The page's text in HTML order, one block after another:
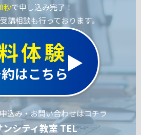
秒で申し込み完了！
講相談も行っております。
体験
はこちら
込み・お問い合わせはコチラ
ンシティ教室 TEL